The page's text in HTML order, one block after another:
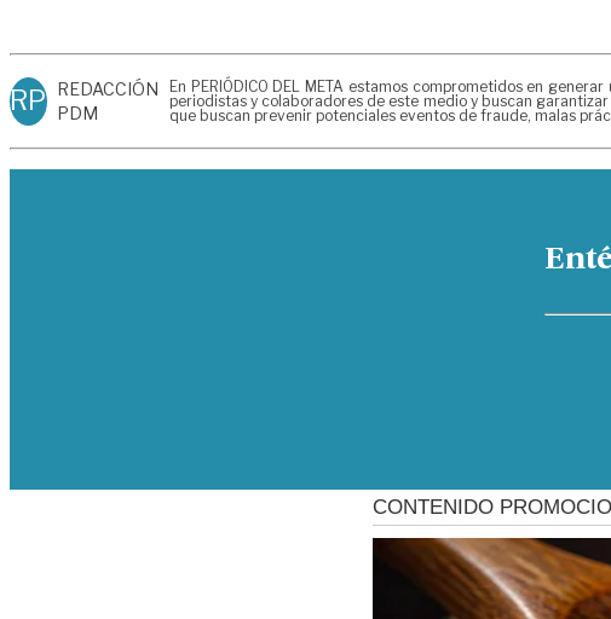
RP REDACCIÓN
PDM
En PERIÓDICO DEL META estamos comprometidos en
periodistas y colaboradores de este medio y buscan
que buscan prevenir potenciales eventos de fraude, malas